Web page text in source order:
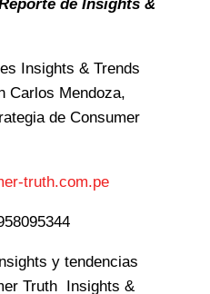
de Insights &
Insights & Trends
Carlos Mendoza,
de Consumer
truth.com.pe
y tendencias
Truth Insights &